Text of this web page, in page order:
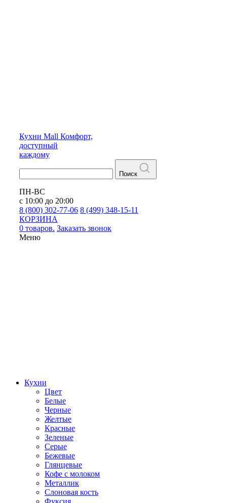
Кухни Mall Комфорт,
доступный
каждому
Поиск
ПН-ВС
с 10:00 до 20:00
8 (800) 302-77-06 8 (499) 348-15-11
КОРЗИНА
0 товаров. Заказать звонок
Меню
Кухни
Цвет
Белые
Черные
Желтые
Красные
Зеленые
Серые
Бежевые
Глянцевые
Кофе с молоком
Металлик
Слоновая кость
Фуксия